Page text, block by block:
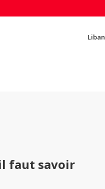
Liban
faut savoir